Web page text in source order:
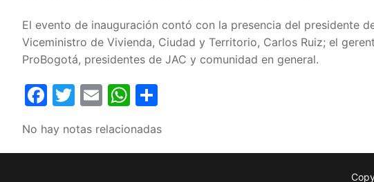
El evento de inauguración contó con la presencia del presidente
Viceministro de Vivienda, Ciudad y Territorio, Carlos Ruiz; el
ProBogotá, presidentes de JAC y comunidad en general.
Facebook
Twitter
EmailWhatsApp
No hay notas relacionadas